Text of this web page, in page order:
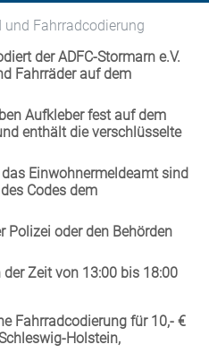
und Fahrradcodierung
der ADFC-Stormarn e.V.
Fahrräder auf dem
Aufkleber fest auf dem
enthält die verschlüsselte
Einwohnermeldeamt sind
Codes dem
Polizei oder den Behörden
Zeit von 13:00 bis 18:00
Fahrradcodierung für 10,- €
Holstein,